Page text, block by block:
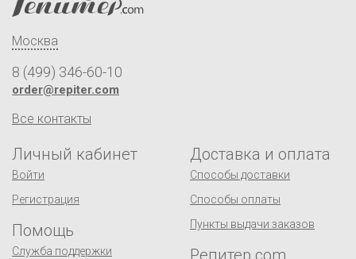
Москва
8 (499) 346-60-10
order@repiter.com
Все контакты
Личный кабинет
Войти
Регистрация
Помощь
Служба поддержки
Доставка и оплата
Способы доставки
Способы оплаты
Пункты выдачи заказов
Репитер.com